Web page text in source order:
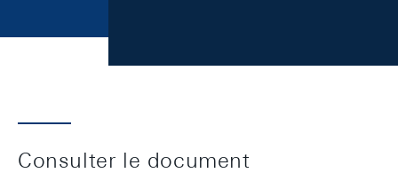
Consulter le document